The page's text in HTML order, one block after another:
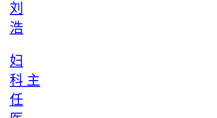
刘
浩
妇
科 主
任